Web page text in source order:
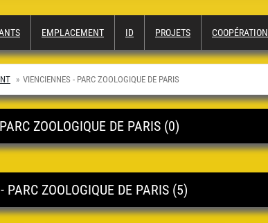
EMPLACEMENT ID PROJETS COOPÉRATION
VIENCIENNES - PARC ZOOLOGIQUE DE PARIS
ZOOLOGIQUE DE PARIS (0)
PARC ZOOLOGIQUE DE PARIS (5)